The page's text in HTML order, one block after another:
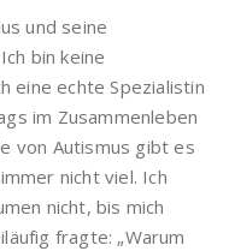
und seine
bin keine
eine echte Spezialistin
im Zusammenleben
von Autismus gibt es
nicht viel. Ich
nicht, bis mich
fragte: „Warum